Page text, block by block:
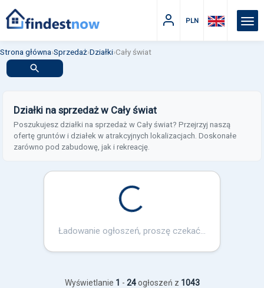
PLN
Strona główna›Sprzedaż›Działki›Cały świat
Działki na sprzedaż w Cały świat
Poszukujesz działki na sprzedaż w Cały świat? Przejrzyj naszą
ofertę gruntów i działek w atrakcyjnych lokalizacjach. Doskonałe
zarówno pod zabudowę, jak i rekreację.
Loading...
Ładowanie ogłoszeń, proszę czekać...
Wyświetlanie 1 - 24ogłoszeń z 1043